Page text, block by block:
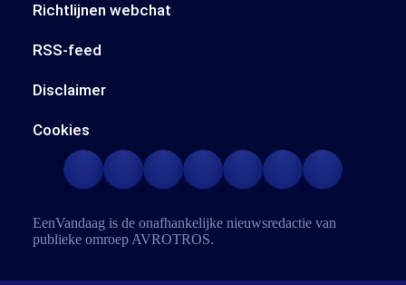
Richtlijnen webchat
RSS-feed
Disclaimer
Cookies
EenVandaag is de onafhankelijke nieuwsredactie van
publieke omroep AVROTROS.